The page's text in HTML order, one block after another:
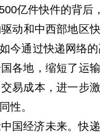
亿件快件的背
动和中西部地
今通过快递网络
各地，缩短了运
易成本，进一步
性。
国经济未来。快